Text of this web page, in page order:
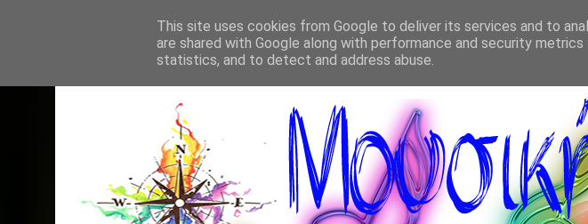
About Contact
ΤΕΛΕΥΤΑΊΑ ΝΈΑ:
This site uses cookies from Google to deliver its services and to
are shared with Google along with performance and security
statistics, and to detect and address abuse.